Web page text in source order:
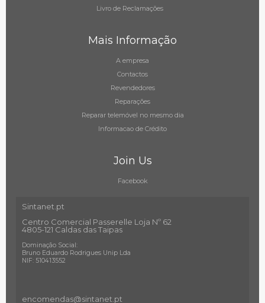
Livro de Reclamações
Mais Informação
A empresa
Contactos
Revendedores
Reparações
Reparar telemóvel no mesmo dia
Informacao de Crédito
Join Us
Facebook
Sintanet.pt
Centro Comercial Passerelle Loja Nº 62
4805-121 Caldas das Taipas
Dominação Social:
Bruno Eduardo Rodrigues Unip Lda
NIF: 510413552
encomendas@sintanet .pt